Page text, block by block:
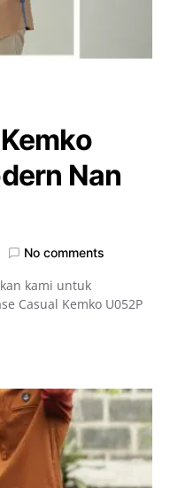
Nan
No comments
kami untuk
Casual Kemko U052P